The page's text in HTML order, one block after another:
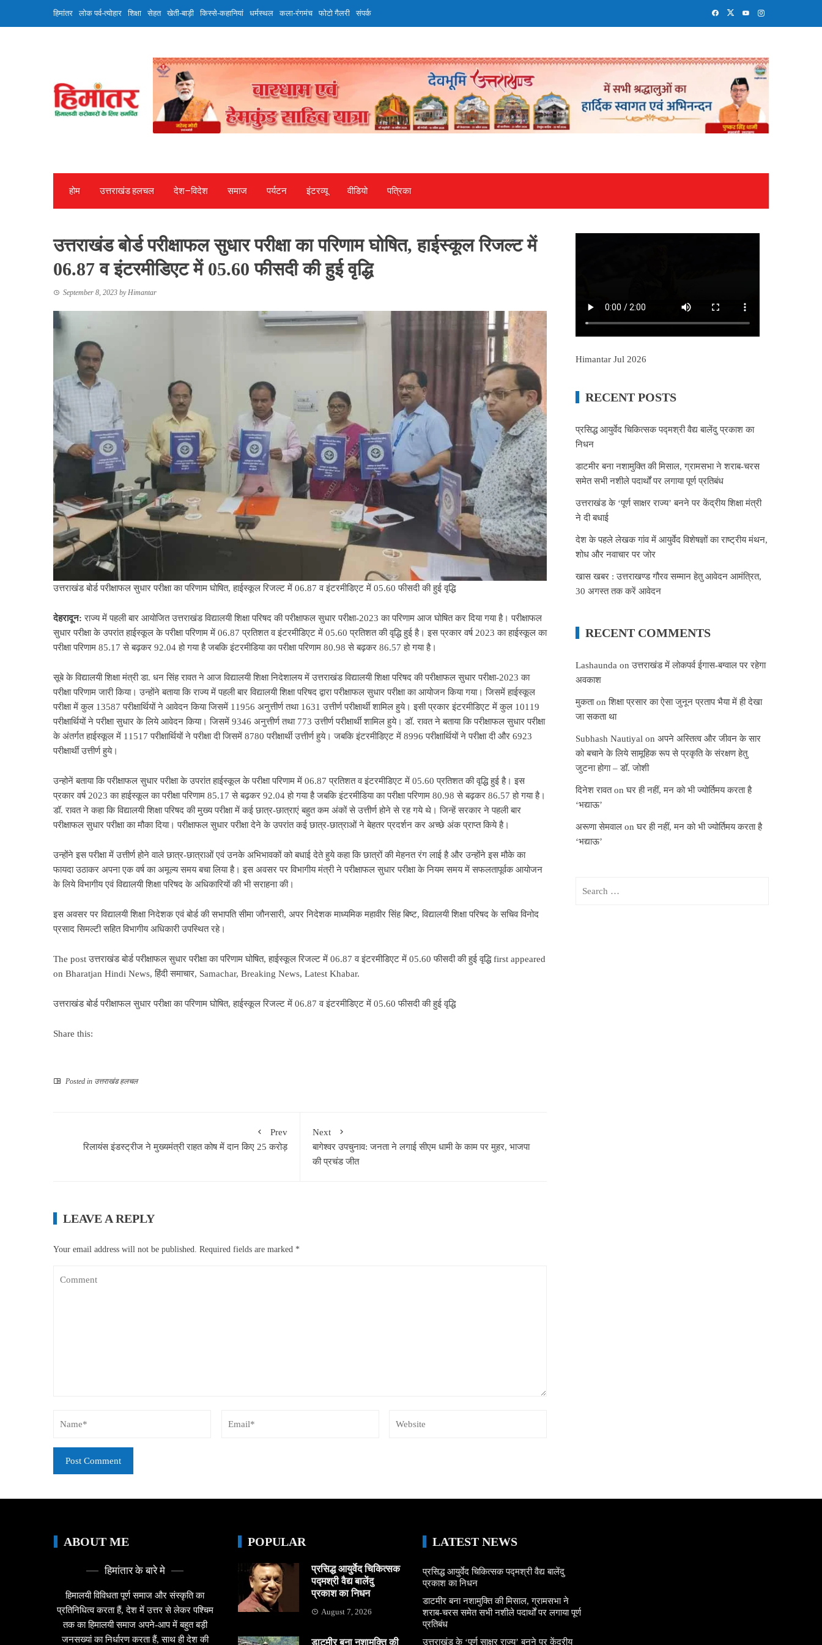
हिमांतर लोक पर्व-त्योहार शिक्षा सेहत खेती-बाड़ी किस्से-कहानियां धर्मस्थल कला-रंगमंच फोटो गैलरी संपर्क
होम उत्तराखंड हलचल देश—विदेश समाज पर्यटन इंटरव्‍यू वीडियो पत्रिका
उत्तराखंड बोर्ड परीक्षाफल सुधार परीक्षा का परिणाम घोषित, हाईस्कूल रिजल्ट में
06.87 व इंटरमीडिएट में 05.60 फीसदी की हुई वृद्धि
September 8, 2023 byHimantar
उत्तराखंड बोर्ड परीक्षाफल सुधार परीक्षा का परिणाम घोषित, हाईस्कूल रिजल्ट में 06.87 व इंटरमीडिएट में 05.60 फीसदी की हुई वृद्धि
देहरादून:राज्य में पहली बार आयोजित उत्तराखंड विद्यालयी शिक्षा परिषद की परीक्षाफल सुधार परीक्षा-2023 का परिणाम आज घोषित कर दिया गया है। परीक्षाफल
सुधार परीक्षा के उपरांत हाईस्कूल के परीक्षा परिणाम में 06.87 प्रतिशत व इंटरमीडिएट में 05.60 प्रतिशत की वृद्धि हुई है। इस प्रकार वर्ष 2023 का हाईस्कूल का
परीक्षा परिणाम 85.17 से बढ़कर 92.04 हो गया है जबकि इंटरमीडिया का परीक्षा परिणाम 80.98 से बढ़कर 86.57 हो गया है।
सूबे के विद्यालयी शिक्षा मंत्री डा. धन सिंह रावत ने आज विद्यालयी शिक्षा निदेशालय में उत्तराखंड विद्यालयी शिक्षा परिषद की परीक्षाफल सुधार परीक्षा-2023 का
परीक्षा परिणाम जारी किया। उन्होंने बताया कि राज्य में पहली बार विद्यालयी शिक्षा परिषद द्वारा परीक्षाफल सुधार परीक्षा का आयोजन किया गया। जिसमें हाईस्कूल
परीक्षा में कुल 13587 परीक्षार्थियों ने आवेदन किया जिसमें 11956 अनुत्तीर्ण तथा 1631 उत्तीर्ण परीक्षार्थी शामिल हुये। इसी प्रकार इंटरमीडिएट में कुल 10119
परीक्षार्थियों ने परीक्षा सुधार के लिये आवेदन किया। जिसमें 9346 अनुत्तीर्ण तथा 773 उत्तीर्ण परीक्षार्थी शामिल हुये। डॉ. रावत ने बताया कि परीक्षाफल सुधार परीक्षा
के अंतर्गत हाईस्कूल में 11517 परीक्षार्थियों ने परीक्षा दी जिसमें 8780 परीक्षार्थी उत्तीर्ण हुये। जबकि इंटरमीडिएट में 8996 परीक्षार्थियों ने परीक्षा दी और 6923
परीक्षार्थी उत्तीर्ण हुये।
उन्होनें बताया कि परीक्षाफल सुधार परीक्षा के उपरांत हाईस्कूल के परीक्षा परिणाम में 06.87 प्रतिशत व इंटरमीडिएट में 05.60 प्रतिशत की वृद्धि हुई है। इस
प्रकार वर्ष 2023 का हाईस्कूल का परीक्षा परिणाम 85.17 से बढ़कर 92.04 हो गया है जबकि इंटरमीडिया का परीक्षा परिणाम 80.98 से बढ़कर 86.57 हो गया है।
डॉ. रावत ने कहा कि विद्यालयी शिक्षा परिषद की मुख्य परीक्षा में कई छात्र-छात्राएं बहुत कम अंकों से उत्तीर्ण होने से रह गये थे। जिन्हें सरकार ने पहली बार
परीक्षाफल सुधार परीक्षा का मौका दिया। परीक्षाफल सुधार परीक्षा देने के उपरांत कई छात्र-छात्राओं ने बेहतर प्रदर्शन कर अच्छे अंक प्राप्त किये है।
उन्होंने इस परीक्षा में उत्तीर्ण होने वाले छात्र-छात्राओं एवं उनके अभिभावकों को बधाई देते हुये कहा कि छात्रों की मेहनत रंग लाई है और उन्होंने इस मौके का
फायदा उठाकर अपना एक वर्ष का अमूल्य समय बचा लिया है। इस अवसर पर विभागीय मंत्री ने परीक्षाफल सुधार परीक्षा के नियम समय में सफलतापूर्वक आयोजन
के लिये विभागीय एवं विद्यालयी शिक्षा परिषद के अधिकारियों की भी सराहना की।
इस अवसर पर विद्यालयी शिक्षा निदेशक एवं बोर्ड की सभापति सीमा जौनसारी, अपर निदेशक माध्यमिक महावीर सिंह बिष्ट, विद्यालयी शिक्षा परिषद के सचिव विनोद
प्रसाद सिमल्टी सहित विभागीय अधिकारी उपस्थित रहे।
The postउत्तराखंड बोर्ड परीक्षाफल सुधार परीक्षा का परिणाम घोषित, हाईस्कूल रिजल्ट में 06.87 व इंटरमीडिएट में 05.60 फीसदी की हुई वृद्धिfirst appeared
on Bharatjan Hindi News, हिंदी समाचार, Samachar, Breaking News, Latest Khabar.
उत्तराखंड बोर्ड परीक्षाफल सुधार परीक्षा का परिणाम घोषित, हाईस्कूल रिजल्ट में 06.87 व इंटरमीडिएट में 05.60 फीसदी की हुई वृद्धि
Share this:
Posted in उत्तराखंड हलचल
Prev
रिलायंस इंडस्ट्रीज ने मुख्यमंत्री राहत कोष में दान किए 25 करोड़
Next
बागेश्वर उपचुनाव: जनता ने लगाई सीएम धामी के काम पर मुहर, भाजपा
की प्रचंड जीत
LEAVE A REPLY
Your email address will not be published. Required fields are marked *
Himantar Jul 2026
RECENT POSTS
प्रसिद्ध आयुर्वेद चिकित्सक पद्मश्री वैद्य बालेंदु प्रकाश का
निधन
डाटमीर बना नशामुक्ति की मिसाल, ग्रामसभा ने शराब-चरस
समेत सभी नशीले पदार्थों पर लगाया पूर्ण प्रतिबंध
उत्तराखंड के ‘पूर्ण साक्षर राज्य’ बनने पर केंद्रीय शिक्षा मंत्री
ने दी बधाई
देश के पहले लेखक गांव में आयुर्वेद विशेषज्ञों का राष्ट्रीय मंथन,
शोध और नवाचार पर जोर
खास खबर : उत्तराखण्ड गौरव सम्मान हेतु आवेदन आमंत्रित,
30 अगस्त तक करें आवेदन
RECENT COMMENTS
Lashaunda onउत्तराखंड में लोकपर्व ईगास-बग्वाल पर रहेगा
अवकाश
मुकताonशिक्षा प्रसार का ऐसा जुनून प्रताप भैया में ही देखा
जा सकता था
Subhash Nautiyal onअपने अस्तित्व और जीवन के सार
को बचाने के लिये सामूहिक रूप से प्रकृति के संरक्षण हेतु
जुटना होगा – डॉ. जोशी
दिनेश रावतonघर ही नहीं, मन को भी ज्योर्तिमय करता है
‘भद्याऊ’
अरूणा सेमवाल onघर ही नहीं, मन को भी ज्योर्तिमय करता है
‘भद्याऊ’
ABOUT ME
हिमांतार के बारे मे
हिमालयी विविधता पूर्ण समाज और संस्कृति का
प्रतिनिधित्व करता हैं, देश में उत्तर से लेकर पश्चिम
तक का हिमालयी समाज अपने-आप में बहुत बड़ी
जनसख्यां का निर्धारण करता हैं, साथ ही देश की
POPULAR
प्रसिद्ध आयुर्वेद चिकित्सक
पद्मश्री वैद्य बालेंदु
प्रकाश का निधन
August 7, 2026
डाटमीर बना नशामुक्ति की
LATEST NEWS
प्रसिद्ध आयुर्वेद चिकित्सक पद्मश्री वैद्य बालेंदु
प्रकाश का निधन
डाटमीर बना नशामुक्ति की मिसाल, ग्रामसभा ने
शराब-चरस समेत सभी नशीले पदार्थों पर लगाया पूर्ण
प्रतिबंध
उत्तराखंड के ‘पूर्ण साक्षर राज्य’ बनने पर केंद्रीय